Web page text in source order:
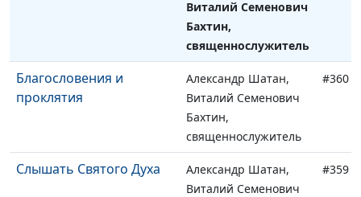
Виталий Семенович
Бахтин,
священнослужитель
Благословения и
проклятия
Александр Шатан,
Виталий Семенович
Бахтин,
священнослужитель
#360
Cлышать Святого Духа
Александр Шатан,
Виталий Семенович
#359